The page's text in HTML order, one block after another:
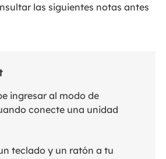
las siguientes notas antes
ingresar al modo de
conecte una unidad
teclado y un ratón a tu